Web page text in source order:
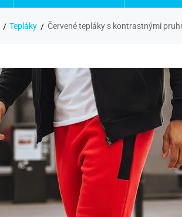
Tepláky Červené tepláky s kontrastnými